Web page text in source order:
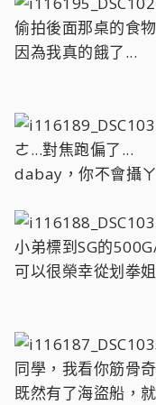
偷拍後面那桌的食
因為我真的餓了...
ㄜ...對焦跑偏了...
dabay，你不會攝
小弟標到SG的
可以很榮幸從划拳
同學，我看你筋骨
既然有了海盜船，